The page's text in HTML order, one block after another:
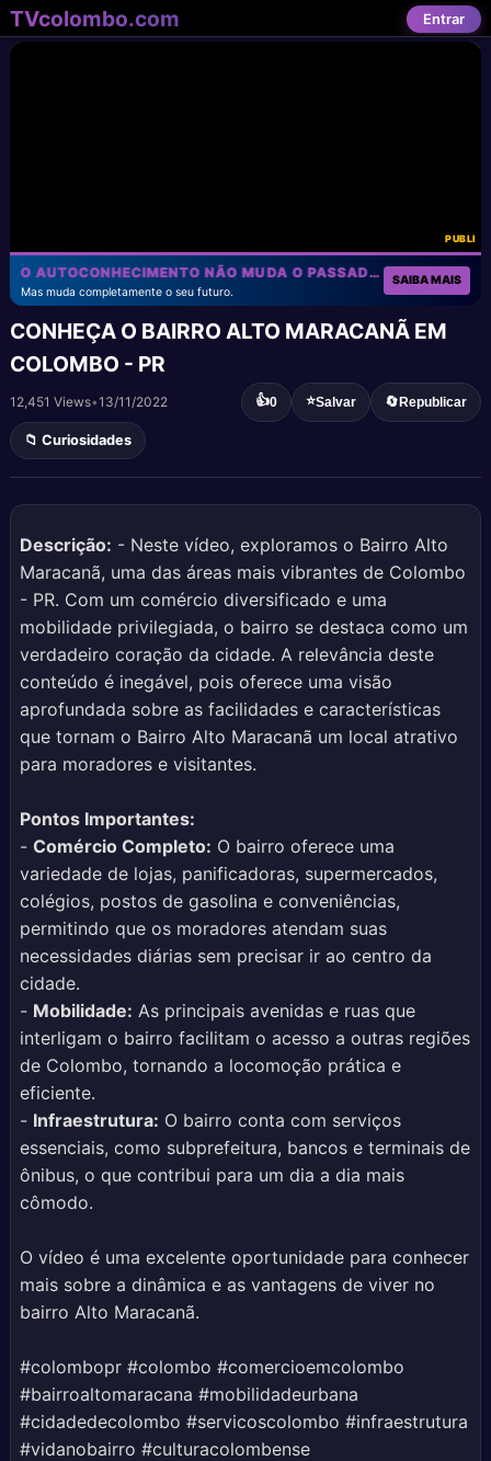
TVcolombo.com Entrar
PUBLI
O AUTOCONHECIMENTO NÃO MUDA O PASSADO!
Mas muda completamente o seu futuro.
SAIBA MAIS
CONHEÇA O BAIRRO ALTO MARACANÃ EM
COLOMBO - PR
12,451 Views•13/11/2022 👍0 ⭐Salvar 🔄 Republicar
📁 Curiosidades
Descrição: - Neste vídeo, exploramos o Bairro Alto
Maracanã, uma das áreas mais vibrantes de Colombo
- PR. Com um comércio diversificado e uma
mobilidade privilegiada, o bairro se destaca como um
verdadeiro coração da cidade. A relevância deste
conteúdo é inegável, pois oferece uma visão
aprofundada sobre as facilidades e características
que tornam o Bairro Alto Maracanã um local atrativo
para moradores e visitantes.
Pontos Importantes:
-Comércio Completo: O bairro oferece uma
variedade de lojas, panificadoras, supermercados,
colégios, postos de gasolina e conveniências,
permitindo que os moradores atendam suas
necessidades diárias sem precisar ir ao centro da
cidade.
- Mobilidade: As principais avenidas e ruas que
interligam o bairro facilitam o acesso a outras regiões
de Colombo, tornando a locomoção prática e
eficiente.
- Infraestrutura: O bairro conta com serviços
essenciais, como subprefeitura, bancos e terminais de
ônibus, o que contribui para um dia a dia mais
cômodo.
O vídeo é uma excelente oportunidade para conhecer
mais sobre a dinâmica e as vantagens de viver no
bairro Alto Maracanã.
#colombopr #colombo #comercioemcolombo
#bairroaltomaracana #mobilidadeurbana
#cidadedecolombo #servicoscolombo #infraestrutura
#vidanobairro #culturacolombense